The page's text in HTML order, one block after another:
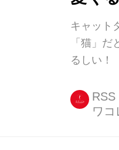
キャット
「猫」だ
るしい！
ワコ